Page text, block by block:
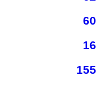
60
16
155